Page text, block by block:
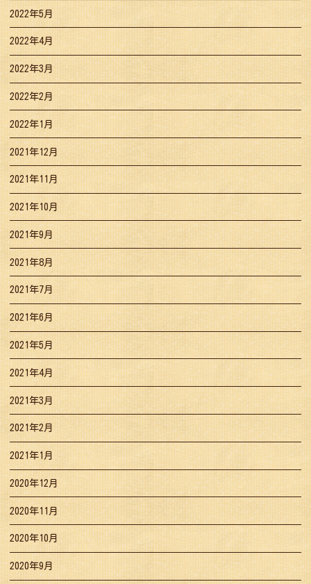
2022年5月
2022年4月
2022年3月
2022年2月
2022年1月
2021年12月
2021年11月
2021年10月
2021年9月
2021年8月
2021年7月
2021年6月
2021年5月
2021年4月
2021年3月
2021年2月
2021年1月
2020年12月
2020年11月
2020年10月
2020年9月